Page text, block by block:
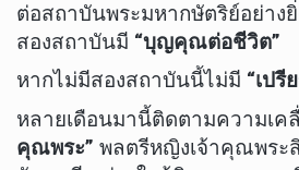
ต่อสถาบันพระมหากษัตริย์อย่าง
สองสถาบันมี “บุญคุณต่อชีวิต”
หากไม่มีสองสถาบันนี้ไม่มี “เปรี
หลายเดือนมานี้ติดตามความเค
คุณพระ” พลตรีหญิงเจ้าคุณพระ